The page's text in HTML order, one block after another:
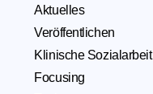
Aktuelles
Veröffentlichen
Klinische Sozialarbeit
Focusing